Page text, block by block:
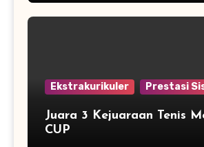
Ekstrakurikuler Prestasi
Juara 3 Kejuaraan Tenis
CUP